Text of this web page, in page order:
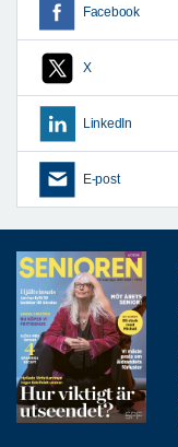
Facebook
X
LinkedIn
E-post